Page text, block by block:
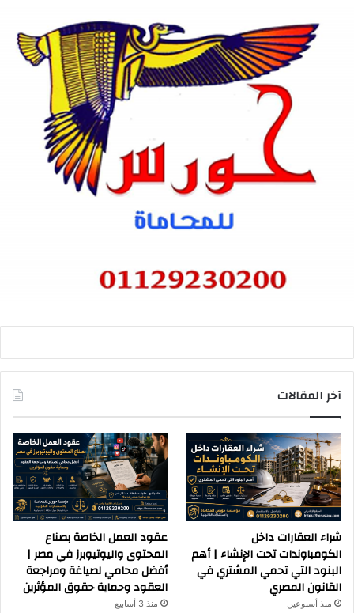
آخر المقالات
شراء العقارات داخل
الكومباوندات تحت الإنشاء | أهم
البنود التي تحمي المشتري في
القانون المصري
منذ أسبوعين
عقود العمل الخاصة بصناع
المحتوى واليوتيوبرز في مصر |
أفضل محامي لصياغة ومراجعة
العقود وحماية حقوق المؤثرين
منذ 3 أسابيع